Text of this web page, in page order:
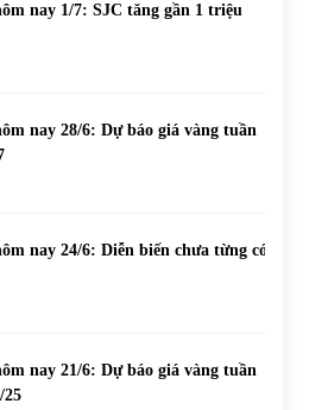
nay 1/7: SJC tăng gần 1 triệu
nay 28/6: Dự báo giá vàng tuần
nay 24/6: Diễn biến chưa từng có
nay 21/6: Dự báo giá vàng tuần
25